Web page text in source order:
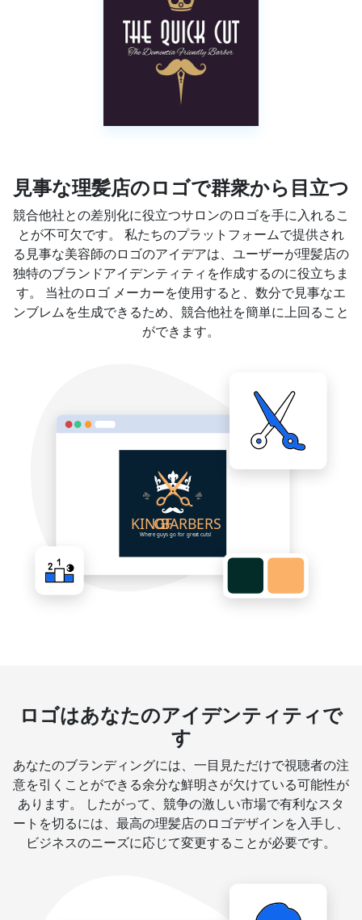
見事な理髪店のロゴで群衆から目立つ
競合他社との差別化に役立つサロンのロゴを手に入れるこ
とが不可欠です。 私たちのプラットフォームで提供され
る見事な美容師のロゴのアイデアは、ユーザーが理髪店の
独特のブランドアイデンティティを作成するのに役立ちま
す。 当社のロゴ メーカーを使用すると、数分で見事なエ
ンブレムを生成できるため、競合他社を簡単に上回ること
ができます。
ロゴはあなたのアイデンティティで
す
あなたのブランディングには、一目見ただけで視聴者の注
意を引くことができる余分な鮮明さが欠けている可能性が
あります。 したがって、競争の激しい市場で有利なスタ
ートを切るには、最高の理髪店のロゴデザインを入手し、
ビジネスのニーズに応じて変更することが必要です。